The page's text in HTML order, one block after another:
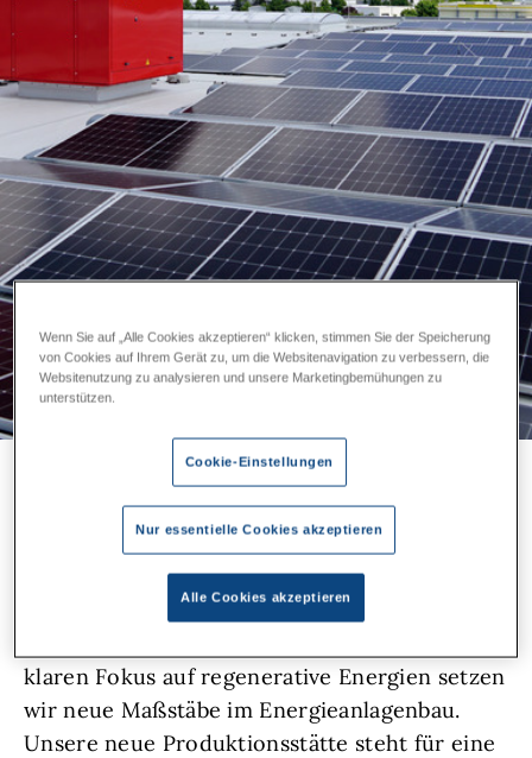
YADOS | GREEN FACTORY
Zukunftsfähig. Nachhaltig.
Innovativ.
klaren Fokus auf regenerative Energien setzen
wir neue Maßstäbe im Energieanlagenbau.
Unsere neue Produktionsstätte steht für eine
Wenn Sie auf „Alle Cookies akzeptieren“ klicken, stimmen Sie der Speicherung
von Cookies auf Ihrem Gerät zu, um die Websitenavigation zu verbessern, die
Websitenutzung zu analysieren und unsere Marketingbemühungen zu
unterstützen.
Cookie-Einstellungen
Nur essentielle Cookies akzeptieren
Alle Cookies akzeptieren